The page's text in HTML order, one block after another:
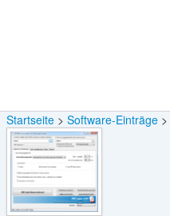
Startseite Software-Einträge